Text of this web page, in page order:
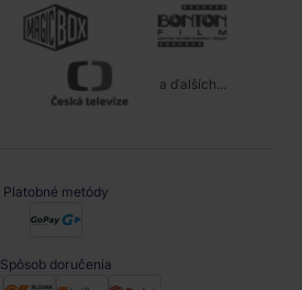
a ďalších...
Platobné metódy
Spôsob doručenia